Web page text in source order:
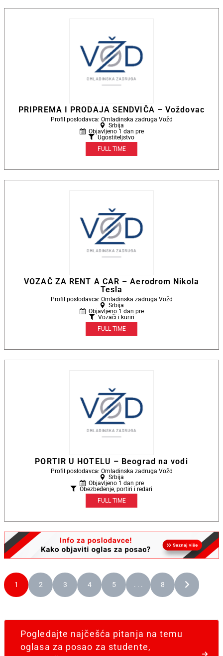
PRIPREMA I PRODAJA SENDVIČA – Voždovac
Profil poslodavca: Omladinska zadruga Vožd
Srbija
Objavljeno 1 dan pre
Ugostiteljstvo
FULL TIME
VOZAČ ZA RENT A CAR – Aerodrom Nikola
Tesla
Profil poslodavca: Omladinska zadruga Vožd
Srbija
Objavljeno 1 dan pre
Vozači i kuriri
FULL TIME
PORTIR U HOTELU – Beograd na vodi
Profil poslodavca: Omladinska zadruga Vožd
Srbija
Objavljeno 1 dan pre
Obezbeđenje, portiri i redari
FULL TIME
1 2 3 4 5 . . . 8
Pogledajte najčešća pitanja na temu
oglasa za posao za studente,